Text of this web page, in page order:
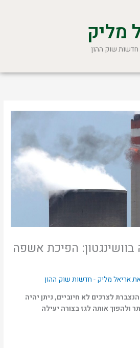
מליק
חדשות שוק ההון
הפיכת אשפה
אריאל מליק - חדשות שוק ההון
לצרכים לא חיוביים, ניתן יהיה
ולהפוך אותה לגז בצורה יעילה